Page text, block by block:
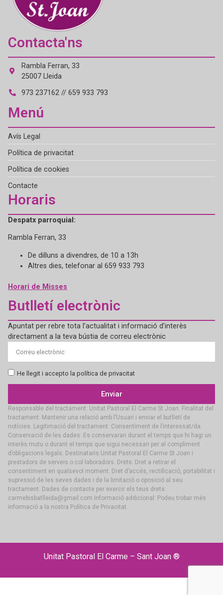
Contacta'ns
Rambla Ferran, 33
25007 Lleida
973 237162 // 659 933 793
Menú
Avís Legal
Política de privacitat
Política de cookies
Contacte
Horaris
Despatx parroquial:
Rambla Ferran, 33
De dilluns a divendres, de 10 a 13h
Altres dies, telefonar al 659 933 793
Horari de Misses
Butlletí electrònic
Apuntat per rebre tota l’actualitat i informació d’interès
directament a la teva bústia de correu electrònic
He llegit i accepto la política de privacitat
Enviar
Responsable del tractament: Unitat Pastoral El Carme St Joan. Finalitat del
tractament: Mantenir una relació amb l’Usuari i enviar el butlletí de
notícies. Legitimació del tractament: Consentiment de l’interessat/da.
Conservació de les dades: Es conservaran durant el temps que hi hagi un
interès mutu o durant el temps que sigui necessari per al compliment
d’obligacions legals. Destinataris:Unitat Pastoral El Carme St Joan i
prestadors de serveis o col·laboradors. Drets: Dret a retirar el
consentiment en qualsevol moment. Dret d’accés, rectificació, portabilitat i
supressió de les seves dades i de la limitació o oposició al seu
tractament. Dades de contacte per exercir els teus drets:
carmebisbatlleida@gmail.com Informació addicional: Podeu trobar més
informació a la nostra Política de Privacitat.
Unitat Pastoral El Carme – Sant Joan ®